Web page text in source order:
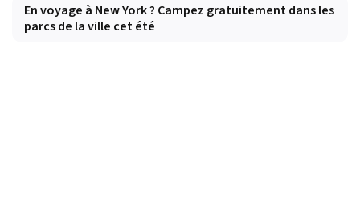
En voyage à New York ? Campez gratuitement dans les
parcs de la ville cet été